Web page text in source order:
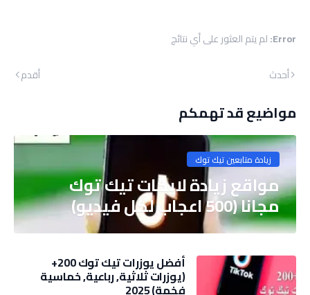
Error: لم يتم العثور على أي نتائج
أحدث
أقدم
مواضيع قد تهمكم
زيادة متابعين تيك توك
مواقع زيادة لايكات تيك توك
مجانا (500 اعجاب لكل فيديو)
أفضل يوزرات تيك توك 200+
(يوزرات ثلاثية, رباعية, خماسية
فخمة) 2025